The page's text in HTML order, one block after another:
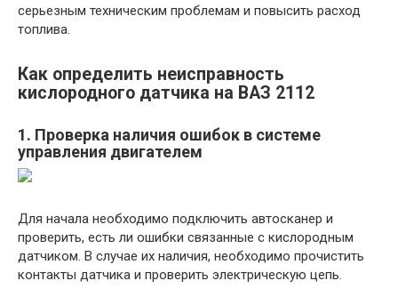
серьезным техническим проблемам и повысить расход
топлива.
Как определить неисправность
кислородного датчика на ВАЗ 2112
1. Проверка наличия ошибок в системе
управления двигателем
Для начала необходимо подключить автосканер и
проверить, есть ли ошибки связанные с кислородным
датчиком. В случае их наличия, необходимо прочистить
контакты датчика и проверить электрическую цепь.